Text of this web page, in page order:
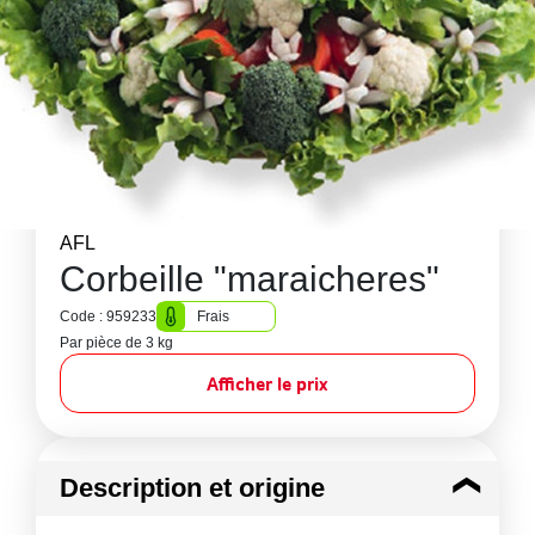
AFL
Corbeille "maraicheres"
Code : 959233
Frais
Par pièce de 3 kg
Afficher le prix
Description et origine